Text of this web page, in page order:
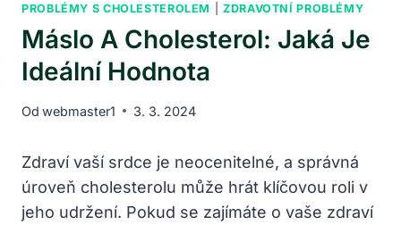
PROBLÉMY S CHOLESTEROLEM |ZDRAVOTNÍ PROBLÉMY
Máslo A Cholesterol: Jaká Je
Ideální Hodnota
Od webmaster1 3. 3. 2024
Zdraví vaší srdce je neocenitelné, a správná
úroveň cholesterolu může hrát klíčovou roli v
jeho udržení. Pokud se zajímáte o vaše zdraví